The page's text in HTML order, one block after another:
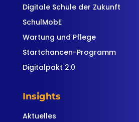
Digitale Schule der Zukunft
SchulMobE
Wartung und Pflege
Startchancen-Programm
Digitalpakt 2.0
Insights
Aktuelles